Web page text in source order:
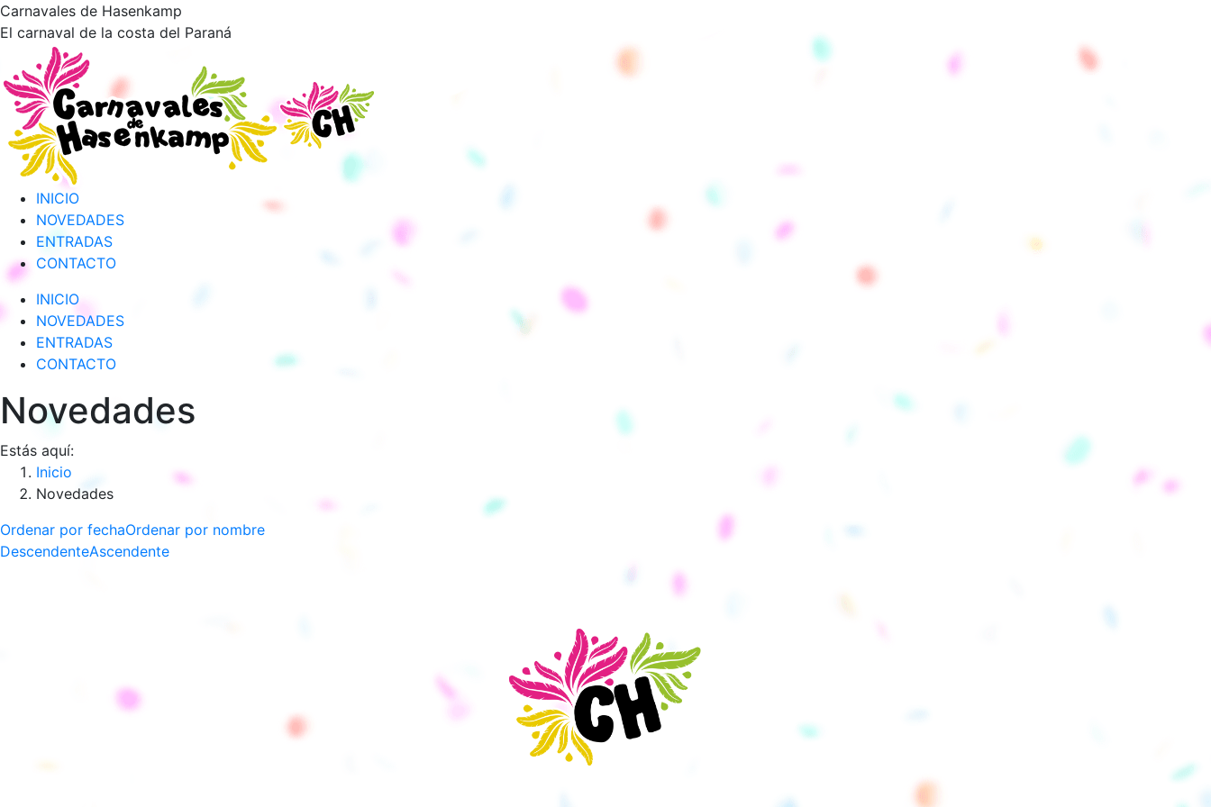
Saltar
al
contenido
Carnavales de Hasenkamp
El carnaval de la costa del Paraná
INICIO
NOVEDADES
ENTRADAS
CONTACTO
INICIO
NOVEDADES
ENTRADAS
CONTACTO
Novedades
Estás aquí:
Inicio
Novedades
Ordenar por fechaOrdenar por nombre
DescendenteAscendente